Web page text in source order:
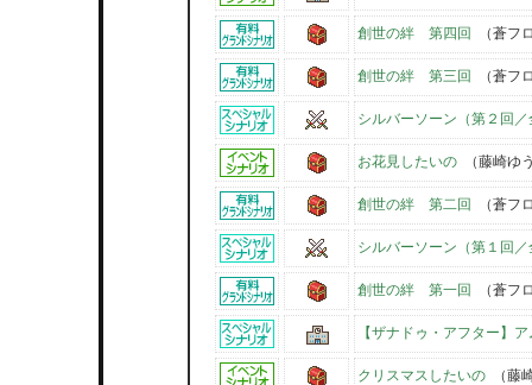
創世の絆 第四回 （蒼フ
創世の絆 第三回 （蒼フ
シルバーソーン（第２回
お花見したいの （藤崎ゆ
創世の絆 第二回 （蒼フ
シルバーソーン（第１回
創世の絆 第一回 （蒼フ
【ザナドゥ・アフター】
クリスマスしたいの （藤